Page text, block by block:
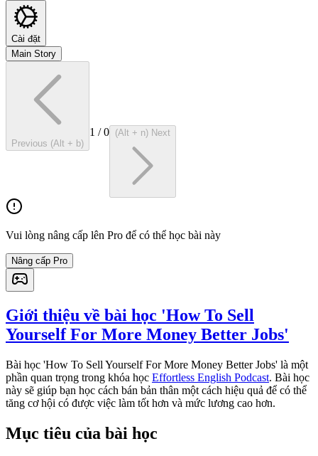
Cài đặt
Main Story
Previous (Alt + b)
1 /0 (Alt + n) Next
Vui lòng nâng cấp lên Pro để có thể học bài này
Nâng cấp Pro
Giới thiệu về bài học 'How To Sell
Yourself For More Money Better Jobs'
Bài học 'How To Sell Yourself For More Money Better Jobs' là một
phần quan trọng trong khóa học Effortless English Podcast. Bài học
này sẽ giúp bạn học cách bán bản thân một cách hiệu quả để có thể
tăng cơ hội có được việc làm tốt hơn và mức lương cao hơn.
Mục tiêu của bài học